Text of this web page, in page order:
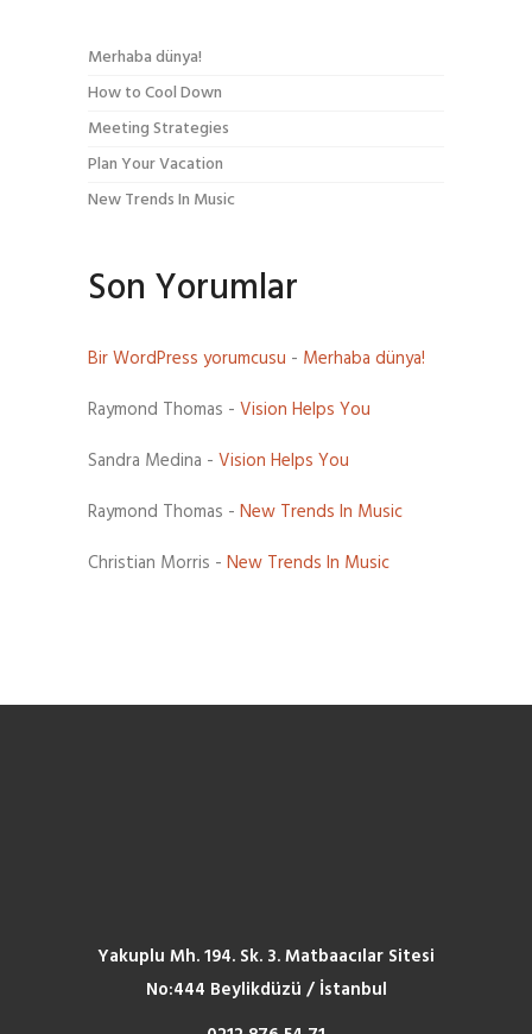
Merhaba dünya!
How to Cool Down
Meeting Strategies
Plan Your Vacation
New Trends In Music
Son Yorumlar
Bir WordPress yorumcusu - Merhaba dünya!
Raymond Thomas - Vision Helps You
Sandra Medina - Vision Helps You
Raymond Thomas - New Trends In Music
Christian Morris - New Trends In Music
Yakuplu Mh. 194. Sk. 3. Matbaacılar Sitesi
No:444 Beylikdüzü / İstanbul